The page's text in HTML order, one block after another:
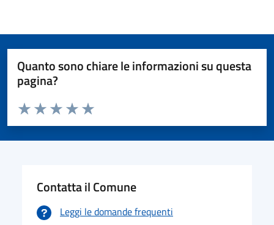
Quanto sono chiare le informazioni su questa
pagina?
Valuta da 1 a 5 stelle la pagina
Valuta 5 stelle su 5
Valuta 4 stelle su 5
Valuta 3 stelle su 5
Valuta 2 stelle su 5
Valuta 1 stelle su 5
Contatta il Comune
Leggi le domande frequenti